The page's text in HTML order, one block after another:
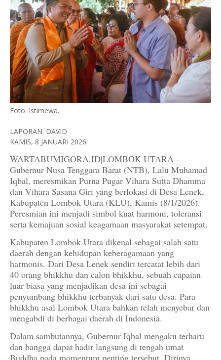
Foto. Istimewa.
LAPORAN: DAVID
KAMIS, 8 JANUARI 2026
WARTABUMIGORA.ID|LOMBOK UTARA -
Gubernur Nusa Tenggara Barat (NTB), Lalu Muhamad
Iqbal, meresmikan Purna Pugar Vihara Sutta Dhamma
dan Vihara Sasana Giri yang berlokasi di Desa Lenek,
Kabupaten Lombok Utara (KLU), Kamis (8/1/2026).
Peresmian ini menjadi simbol kuat harmoni, toleransi
serta kemajuan sosial keagamaan masyarakat setempat.
Kabupaten Lombok Utara dikenal sebagai salah satu
daerah dengan kehidupan keberagamaan yang
harmonis. Dari Desa Lenek sendiri tercatat lebih dari
40 orang bhikkhu dan calon bhikkhu, sebuah capaian
luar biasa yang menjadikan desa ini sebagai
penyumbang bhikkhu terbanyak dari satu desa. Para
bhikkhu asal Lombok Utara bahkan telah menyebar dan
mengabdi di berbagai daerah di Indonesia.
Dalam sambutannya, Gubernur Iqbal mengaku terharu
dan bangga dapat hadir langsung di tengah umat
Buddha pada momentum penting tersebut. Dirinya